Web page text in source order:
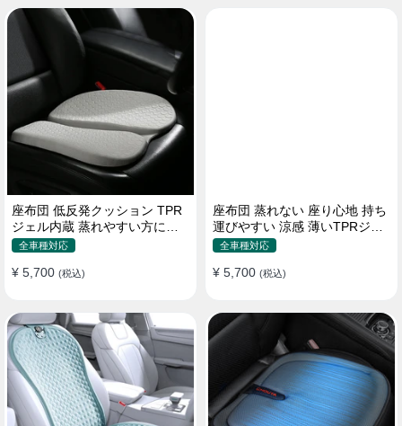
座布団 低反発クッション TPR
ジェル内蔵 蒸れやすい方にお
勧め おしり 熱い
全車種対応
¥ 5,700 (税込)
座布団 蒸れない 座り心地 持ち
運びやすい 涼感 薄いTPRジェ
ル内蔵 多用途
全車種対応
¥ 5,700 (税込)